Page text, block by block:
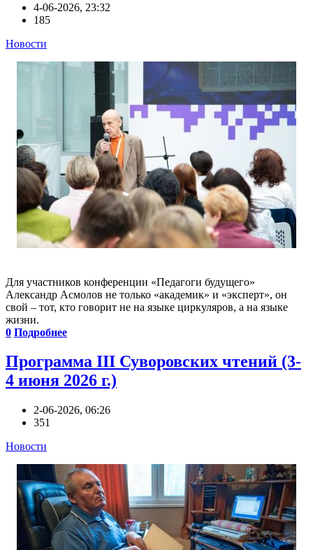
4-06-2026, 23:32
185
Новости
Для участников конференции «Педагоги будущего»
Александр Асмолов не только «академик» и «эксперт», он
свой – тот, кто говорит не на языке циркуляров, а на языке
жизни.
0 Подробнее
Программа III Суворовских чтений (3-
4 июня 2026 г.)
2-06-2026, 06:26
351
Новости